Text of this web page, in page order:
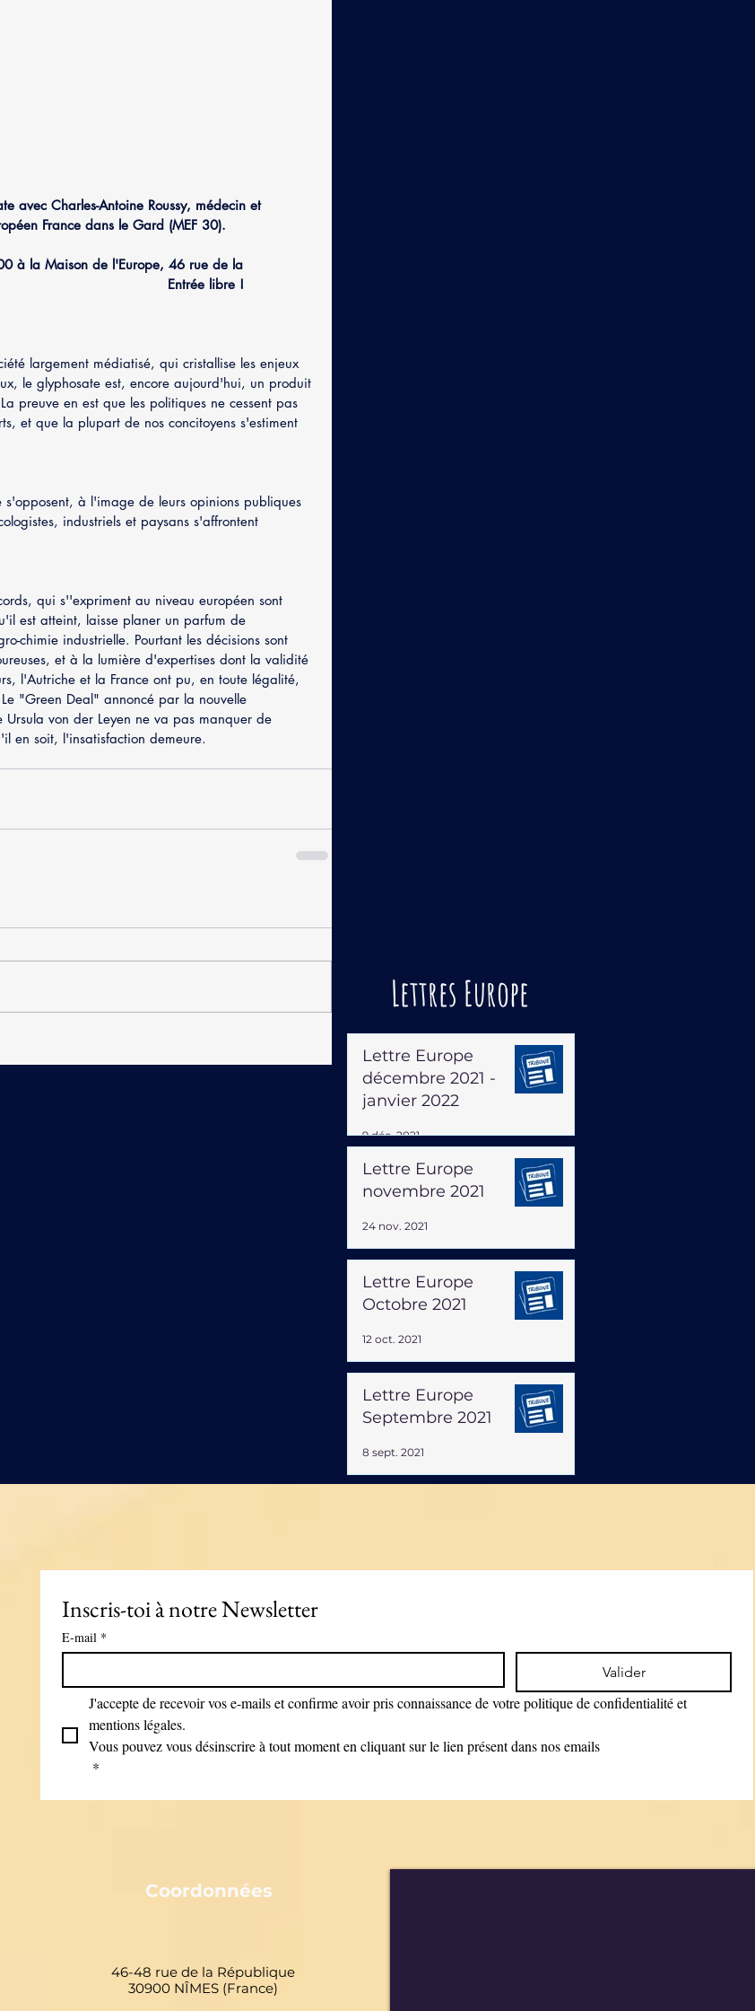
France dans le Gard (MEF 30).
Entrée libre !
largement médiatisé, qui cristallise les enjeux
le glyphosate est, encore aujourd'hui, un produit
preuve en est que les politiques ne cessent pas
et que la plupart de nos concitoyens s'estiment
s'opposent, à l'image de leurs opinions publiques
industriels et paysans s'affrontent
qui s''expriment au niveau européen sont
est atteint, laisse planer un parfum de
chimie industrielle. Pourtant les décisions sont
et à la lumière d'expertises dont la validité
l'Autriche et la France ont pu, en toute légalité,
"Green Deal" annoncé par la nouvelle
von der Leyen ne va pas manquer de
en soit, l'insatisfaction demeure.
Lettres Europe
Lettre Europe
décembre 2021 -
janvier 2022
9 déc. 2021
Lettre Europe
novembre 2021
24 nov. 2021
Lettre Europe
Octobre 2021
12 oct. 2021
Lettre Europe
Septembre 2021
8 sept. 2021
Inscris-toi à notre Newsletter
E-mail *
Valider
J'accepte de recevoir vos e-mails et confirme avoir pris connaissance de votre politique de confidentialité et
mentions légales.
Vous pouvez vous désinscrire à tout moment en cliquant sur le lien présent dans nos emails
*
Coordonnées
46-48 rue de la République
30900 NÎMES (France)